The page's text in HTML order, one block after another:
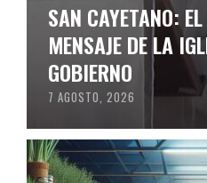
SAN CAYETANO:
MENSAJE DE LA
GOBIERNO
7 AGOSTO, 2026